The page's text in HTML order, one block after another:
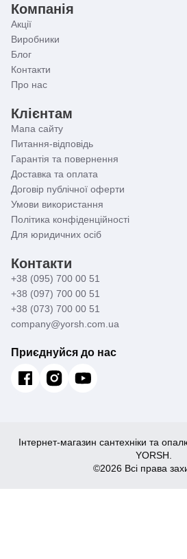
Компанія
Акції
Виробники
Блог
Контакти
Про нас
Клієнтам
Мапа сайту
Питання-відповідь
Гарантія та повернення
Доставка та оплата
Договір публічної оферти
Умови використання
Політика конфіденційності
Для юридичних осіб
Контакти
+38 (095) 700 00 51
+38 (097) 700 00 51
+38 (073) 700 00 51
company@yorsh.com.ua
Приєднуйся до нас
Інтернет-магазин сантехніки та
YORSH.
©2026 Всі права